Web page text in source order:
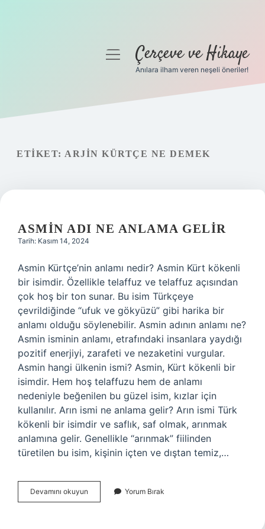
Gizlilik Politikası
menüyüÇerçeve ve Hikaye
Anılara ilham veren neşeli öneriler!
ETIKET: ARJIN KÜRTÇE NE DEMEK
ASMIN ADI NE ANLAMA GELIR
Tarih: Kasım 14, 2024
Asmin Kürtçe’nin anlamı nedir? Asmin Kürt kökenli
bir isimdir. Özellikle telaffuz ve telaffuz açısından
çok hoş bir ton sunar. Bu isim Türkçeye
çevrildiğinde “ufuk ve gökyüzü” gibi harika bir
anlamı olduğu söylenebilir. Asmin adının anlamı ne?
Asmin isminin anlamı, etrafındaki insanlara yaydığı
pozitif enerjiyi, zarafeti ve nezaketini vurgular.
Asmin hangi ülkenin ismi? Asmin, Kürt kökenli bir
isimdir. Hem hoş telaffuzu hem de anlamı
nedeniyle beğenilen bu güzel isim, kızlar için
kullanılır. Arın ismi ne anlama gelir? Arın ismi Türk
kökenli bir isimdir ve saflık, saf olmak, arınmak
anlamına gelir. Genellikle “arınmak” fiilinden
türetilen bu isim, kişinin içten ve dıştan temiz,…
Devamını okuyun
Adı
Yorum Bırak